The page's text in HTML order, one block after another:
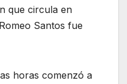
que circula en
Santos fue
horas comenzó a